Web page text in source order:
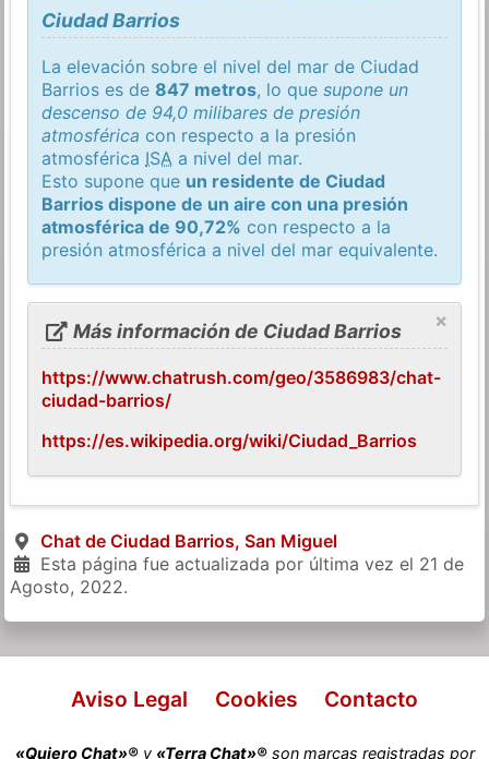
Ciudad Barrios
La elevación sobre el nivel del mar de Ciudad
Barrios es de847 metros, lo quesupone un
descenso de 94,0 milibares de presión
atmosférica con respecto a la presión
atmosférica ISA a nivel del mar.
Esto supone que un residente de Ciudad
Barrios dispone de un aire con una presión
atmosférica de 90,72% con respecto a la
presión atmosférica a nivel del mar equivalente.
×
Más información de Ciudad Barrios
https://www.chatrush.com/geo/3586983/chat-
ciudad-barrios/
https://es.wikipedia.org/wiki/Ciudad_Barrios
Chat de Ciudad Barrios, San Miguel
Esta página fue actualizada por última vez el 21 de
Agosto, 2022.
Aviso Legal Cookies Contacto
«Quiero Chat»®y «Terra Chat»®son marcas registradas por